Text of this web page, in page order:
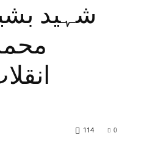
شہید
0
114